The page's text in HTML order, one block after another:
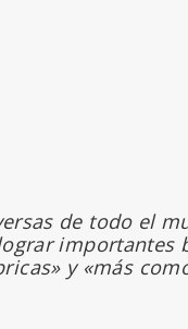
de todo el
importantes
y «más